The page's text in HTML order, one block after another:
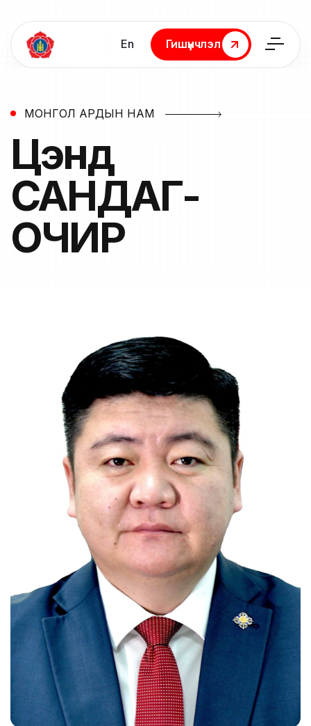
En
Гишүүнчлэл
Гишүүнчлэл
МОНГОЛ АРДЫН НАМ
Цэнд
САНДАГ-
ОЧИР